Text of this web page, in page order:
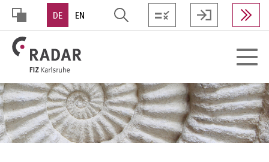
Direkt
zum
Inhalt
HOHER
KONTRAST
DE EN
Toggle